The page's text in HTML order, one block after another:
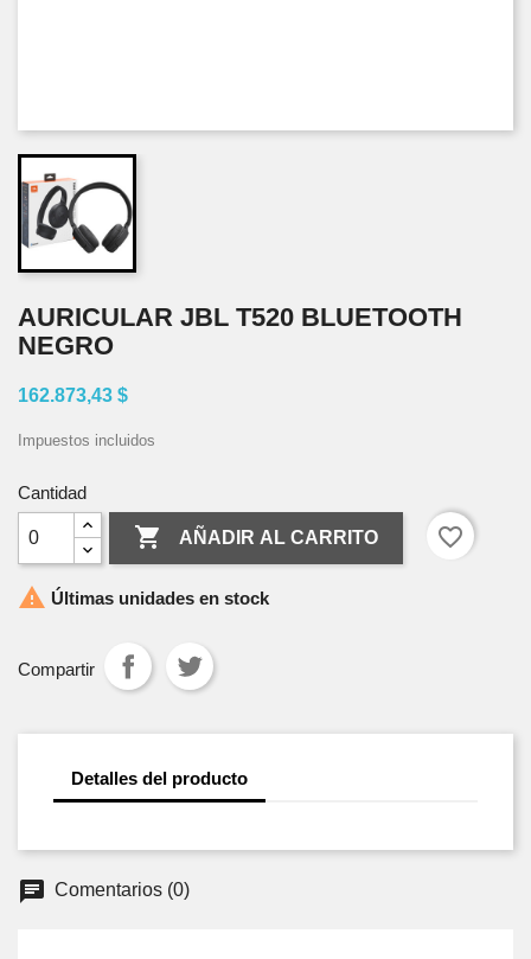
AURICULAR JBL T520 BLUETOOTH
NEGRO
162.873,43 $
Impuestos incluidos
Cantidad
 AÑADIR AL CARRITO favorite_border
 Últimas unidades en stock
Compartir
Detalles del producto
Comentarios (0)